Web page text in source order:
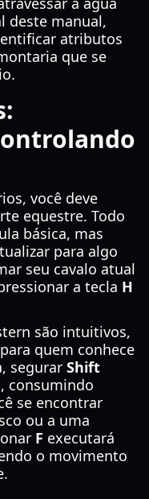
deste manual,
atributos
que se
você deve
equestre. Todo
básica, mas
para algo
seu cavalo atual
a tecla H
são intuitivos,
quem conhece
segurar Shift
consumindo
se encontrar
ou a uma
F executará
o movimento